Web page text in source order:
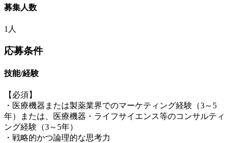
募集人数
1人
応募条件
技能/経験
【必須】
・医療機器または製薬業界でのマーケティング経験（3～5
年）または、医療機器・ライフサイエンス等のコンサルティ
ング経験（3～5年）
・戦略的かつ論理的な思考力